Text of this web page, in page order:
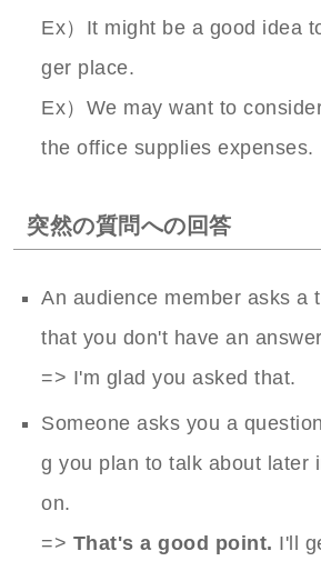
Ex）It might be a good idea
ger place.
Ex）We may want to
the office supplies expenses.
突然の質問への回答
An audience member asks a
that you don't have an
=> I'm glad you asked that.
Someone asks you a
g you plan to talk about later
on.
=> That's a good point. I'll